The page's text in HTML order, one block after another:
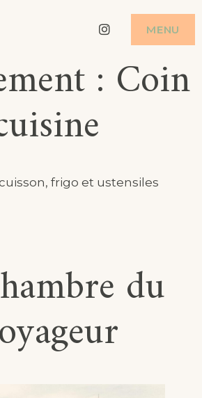
Instagram
MENU
: Coin
frigo et ustensiles
du